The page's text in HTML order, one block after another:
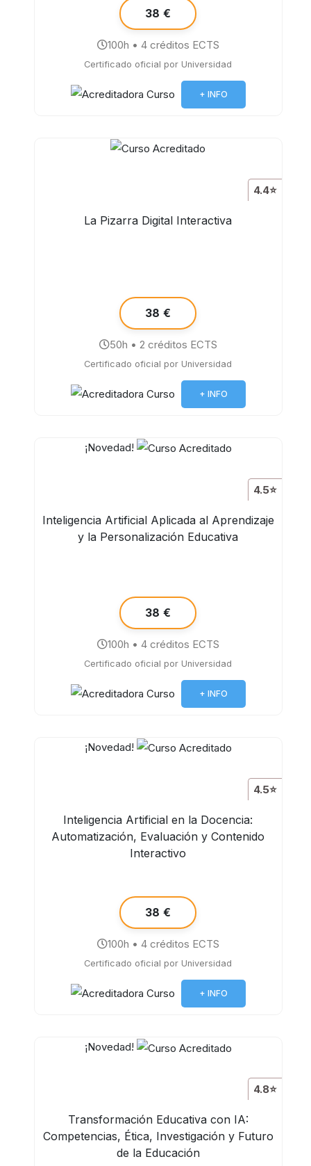
38 €
100h • 4 créditos ECTS
Certificado oficial por Universidad
+ INFO
4.4⭐
La Pizarra Digital Interactiva
38 €
50h • 2 créditos ECTS
Certificado oficial por Universidad
+ INFO
¡Novedad!
4.5⭐
Inteligencia Artificial Aplicada al Aprendizaje
y la Personalización Educativa
38 €
100h • 4 créditos ECTS
Certificado oficial por Universidad
+ INFO
¡Novedad!
4.5⭐
Inteligencia Artificial en la Docencia:
Automatización, Evaluación y Contenido
Interactivo
38 €
100h • 4 créditos ECTS
Certificado oficial por Universidad
+ INFO
¡Novedad!
4.8⭐
Transformación Educativa con IA:
Competencias, Ética, Investigación y Futuro
de la Educación